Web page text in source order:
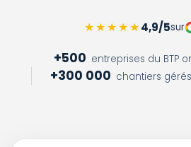
★★★★★4,9/5sur
+500 entreprises du BTP
+300 000 chantiers